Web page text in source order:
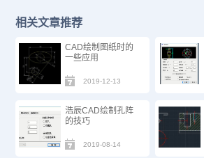
相关文章推荐
CAD绘制图纸时的
一些应用
2019-12-13
浩辰CAD绘制孔阵
的技巧
2019-08-14